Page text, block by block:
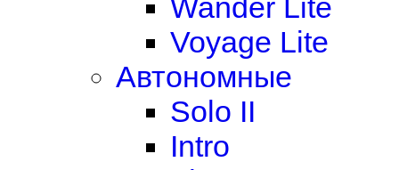
Wander Lite
Voyage Lite
Автономные
Solo II
Intro